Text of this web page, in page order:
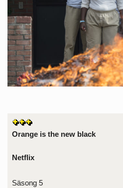
Orange is the new black
Netflix
Säsong 5